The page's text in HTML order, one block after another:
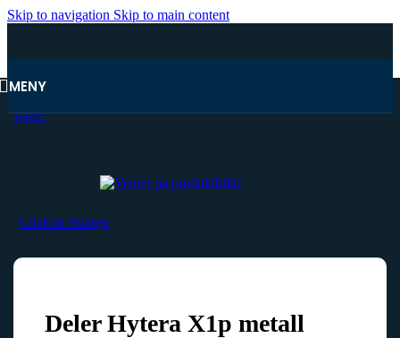
Skip to navigation Skip to main content
MENY
Hjem
Click to enlarge
Deler Hytera X1p metall